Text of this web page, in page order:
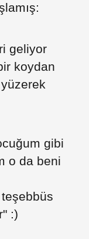
geliyor
koydan
gibi
o da beni
:)